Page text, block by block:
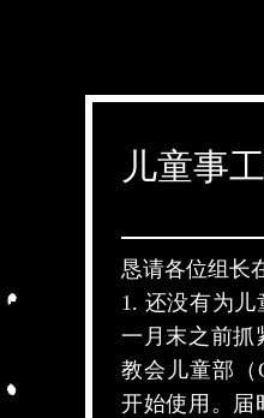
儿童事
恳请各位组长
1. 还没有为
一月末之前抓
教会儿童部（
开始使用。届